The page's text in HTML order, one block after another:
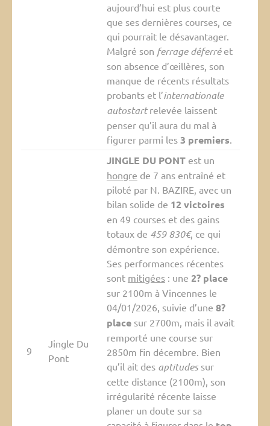
aujourd’hui est plus courte
que ses dernières courses, ce
qui pourrait le désavantager.
Malgré son ferrage déferréet
son absence d’œillères, son
manque de récents résultats
probants et l’internationale
autostartrelevée laissent
penser qu’il aura du mal à
figurer parmi les 3 premiers.
9
Jingle Du
Pont
JINGLE DU PONTest un
hongre de 7 ans entraîné et
piloté par N. BAZIRE, avec un
bilan solide de 12 victoires
en 49 courses et des gains
totaux de 459 830€, ce qui
démontre son expérience.
Ses performances récentes
sont mitigées: une 2? place
sur 2100m à Vincennes le
04/01/2026, suivie d’une 8?
placesur 2700m, mais il avait
remporté une course sur
2850m fin décembre. Bien
qu’il ait des aptitudessur
cette distance (2100m), son
irrégularité récente laisse
planer un doute sur sa